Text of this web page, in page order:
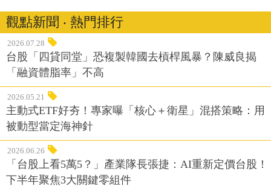
觀點新聞 ‧ 熱門排行
2026.07.28
台股「四貸同堂」恐複製韓國去槓桿風暴？陳威良揭
「融資體脂率」不高
2026.05.21
主動式ETF好夯！專家曝「核心＋衛星」混搭策略：用
被動型當定海神針
2026.06.26
「台股上看5萬5？」產業隊長張捷：AI重新定價台股！
下半年聚焦3大關鍵零組件